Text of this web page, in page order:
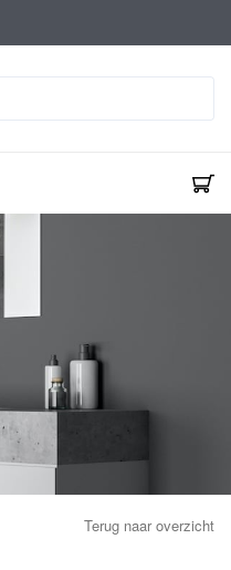
Terug naar overzicht